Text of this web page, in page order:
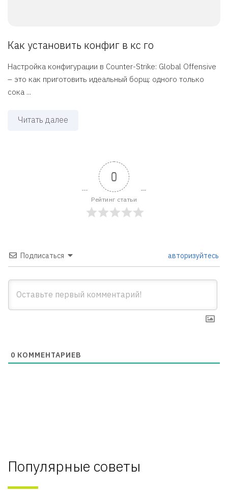
Как установить конфиг в кс го
Настройка конфигурации в Counter-Strike: Global Offensive
– это как приготовить идеальный борщ: одного только
сока ...
Читать далее
0
Рейтинг статьи
Подписаться авторизуйтесь
0 КОММЕНТАРИЕВ
Популярные советы